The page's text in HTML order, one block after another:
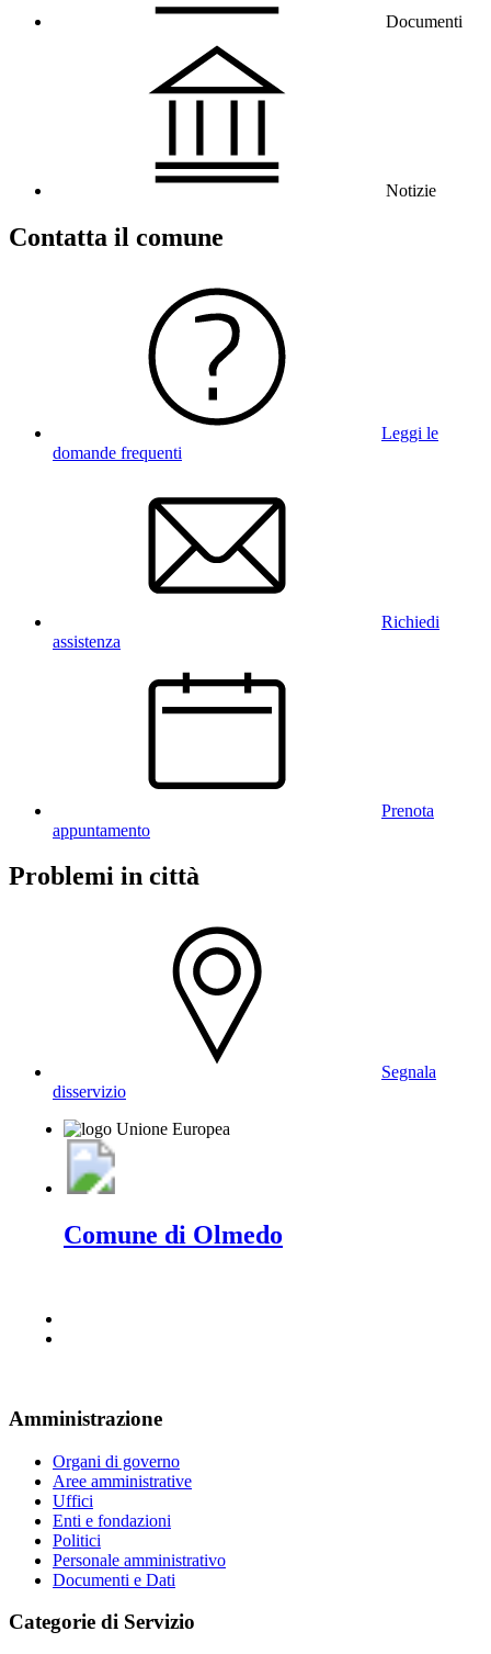
Documenti
Notizie
Contatta il comune
Leggi le
domande frequenti
Richiedi
assistenza
Prenota
appuntamento
Problemi in città
Segnala
disservizio
Comune di Olmedo
Amministrazione
Organi di governo
Aree amministrative
Uffici
Enti e fondazioni
Politici
Personale amministrativo
Documenti e Dati
Categorie di Servizio